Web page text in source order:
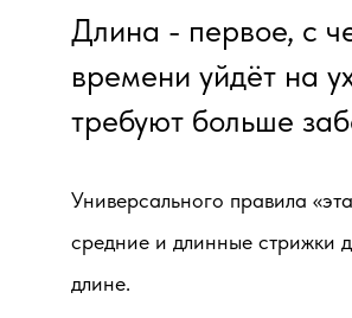
Длина - первое, с
времени уйдёт на
требуют больше
Универсального правила
средние и длинные стрижки
длине.